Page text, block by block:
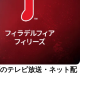
テレビ放送・ネット配